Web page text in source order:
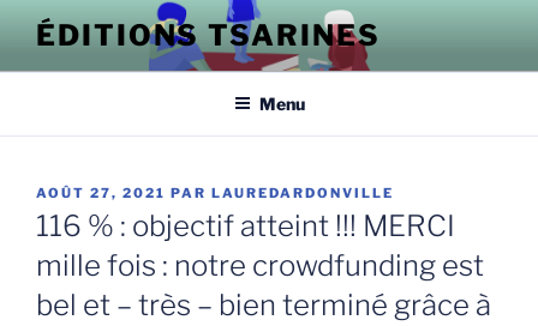
contenu
ÉDITIONS TSARINES
Menu
PUBLIÉ
LE
AOÛT 27, 2021 PAR LAUREDARDONVILLE
116 % : objectif atteint !!! MERCI
mille fois : notre crowdfunding est
bel et – très – bien terminé grâce à